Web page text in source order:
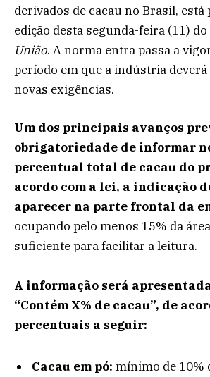
derivados de cacau no Brasil, está
edição desta segunda-feira (11) do
União. A norma entra passa a
período em que a indústria deverá
novas exigências.
Um dos principais avanços
obrigatoriedade de informar
percentual total de cacau do
acordo com a lei, a indicação
aparecer na parte frontal da
ocupando pelo menos 15% da
suficiente para facilitar a leitura.
A informação será
“Contém X% de cacau”, de
percentuais a seguir:
Cacau em pó: mínimo de 10%